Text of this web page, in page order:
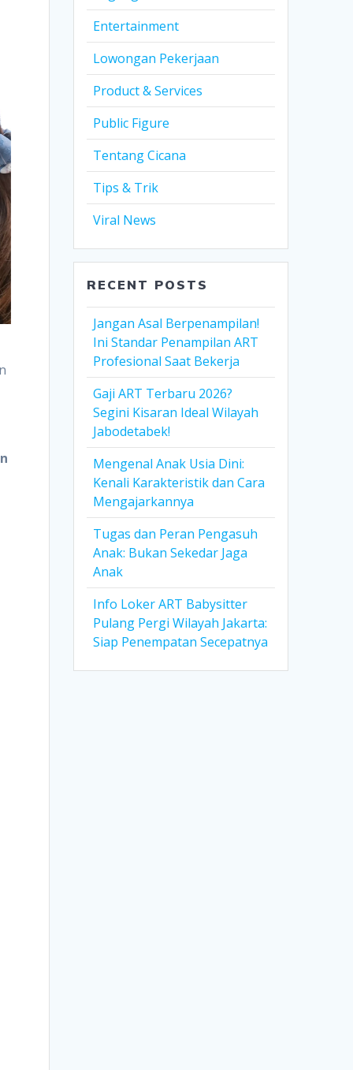
Entertainment
Lowongan Pekerjaan
Product & Services
Public Figure
Tentang Cicana
Tips & Trik
Viral News
RECENT POSTS
Jangan Asal Berpenampilan!
Ini Standar Penampilan ART
Profesional Saat Bekerja
Gaji ART Terbaru 2026?
Segini Kisaran Ideal Wilayah
Jabodetabek!
Mengenal Anak Usia Dini:
Kenali Karakteristik dan Cara
Mengajarkannya
Tugas dan Peran Pengasuh
Anak: Bukan Sekedar Jaga
Anak
Info Loker ART Babysitter
Pulang Pergi Wilayah Jakarta:
Siap Penempatan Secepatnya